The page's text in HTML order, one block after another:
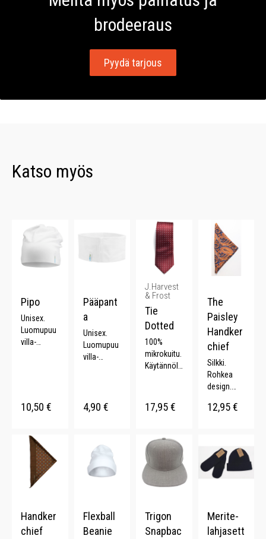
brodeeraus
Pyydä tarjous
Katso myös
Pipo
Unisex.
Luomupuu
villa-
10,50 €
Pääpant
a
Unisex.
Luomupuu
villa-
4,90 €
J.Harvest
& Frost
Tie
Dotted
100%
mikrokuitu.
Käytännölli
ylelliseltä.
Pistekuvioi
17,95€
The
Paisley
Handker
chief
Silkki.
Rohkea
design.
kuviointi.
12,95€
Handker
chief
Flexball
Beanie
Trigon
Snapbac
Merite-
lahjasett